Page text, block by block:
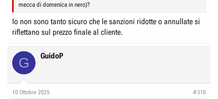
mecca di domenica in nero)?
Io non sono tanto sicuro che le sanzioni ridotte o annullate si
riflettano sul prezzo finale al cliente.
G GuidoP
10 Ottobre 2025 #310